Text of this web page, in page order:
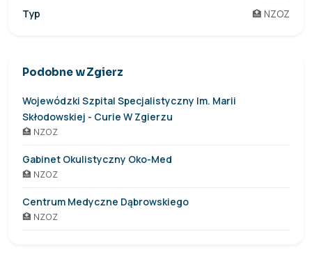
Typ 🏥 NZOZ
Podobne w Zgierz
Wojewódzki Szpital Specjalistyczny Im. Marii
Skłodowskiej - Curie W Zgierzu
🏥 NZOZ
Gabinet Okulistyczny Oko-Med
🏥 NZOZ
Centrum Medyczne Dąbrowskiego
🏥 NZOZ